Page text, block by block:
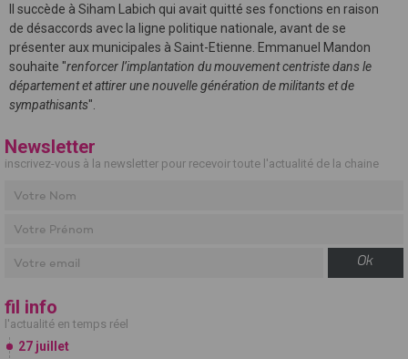
Il succède à Siham Labich qui avait quitté ses fonctions en raison
de désaccords avec la ligne politique nationale, avant de se
présenter aux municipales à Saint-Etienne. Emmanuel Mandon
souhaite "renforcer l’implantation du mouvement centriste dans le
département et attirer une nouvelle génération de militants et de
sympathisants".
Newsletter
inscrivez-vous à la newsletter pour recevoir toute l'actualité de la chaine
Ok
fil info
l'actualité en temps réel
27 juillet